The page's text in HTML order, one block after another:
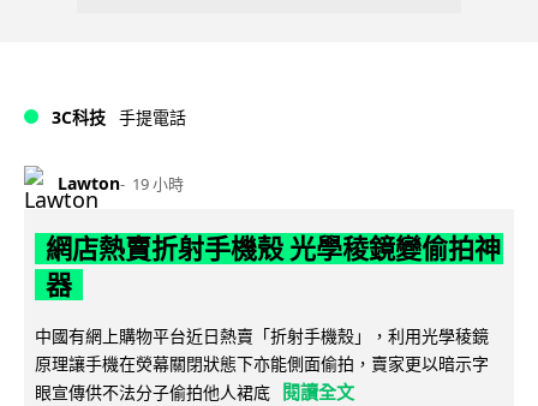
3C科技 手提電話
Lawton 19 小時
網店熱賣折射手機殼 光學稜鏡變偷拍神
器
中國有網上購物平台近日熱賣「折射手機殼」，利用光學稜鏡
原理讓手機在熒幕關閉狀態下亦能側面偷拍，賣家更以暗示字
眼宣傳供不法分子偷拍他人裙底
閱讀全文